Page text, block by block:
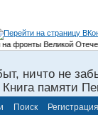
Великой
ничто не
памяти
Поиск Регистрация